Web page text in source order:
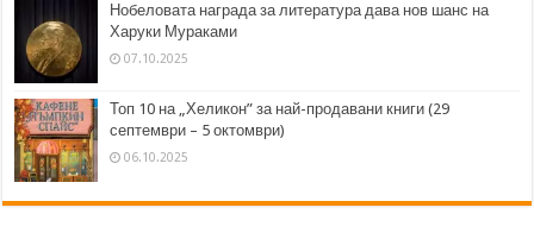
Нобеловата награда за литература дава нов шанс на
Харуки Мураками
07.10.2025
Топ 10 на „Хеликон” за най-продавани книги (29
септември – 5 октомври)
06.10.2025